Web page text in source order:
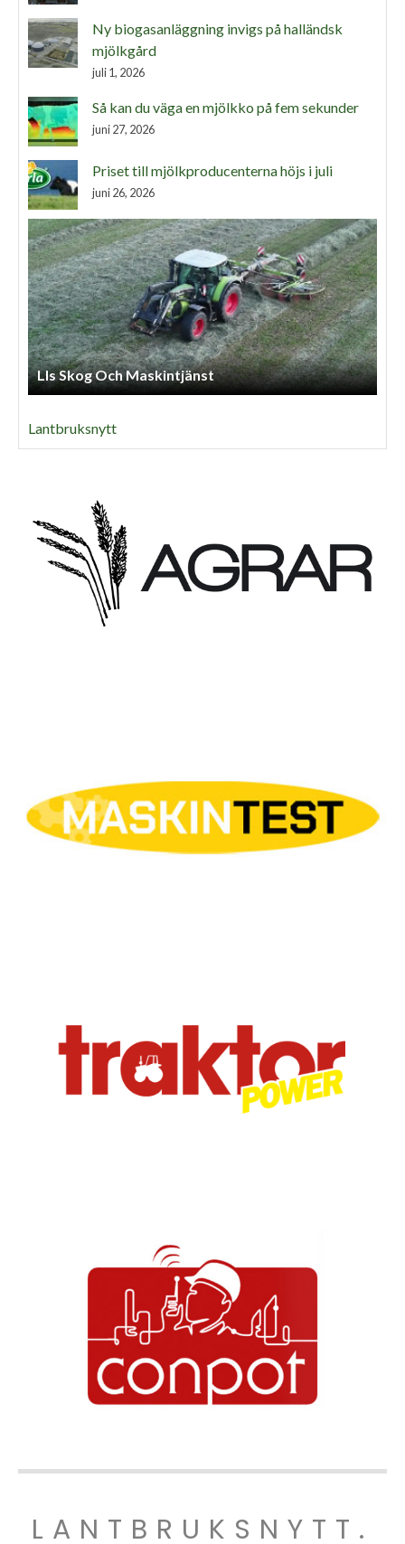
Ny biogasanläggning invigs på halländsk
mjölkgård
juli 1, 2026
Så kan du väga en mjölkko på fem sekunder
juni 27, 2026
Priset till mjölkproducenterna höjs i juli
juni 26, 2026
Lls Skog Och Maskintjänst
Lantbruksnytt
LANTBRUKSNYTT.